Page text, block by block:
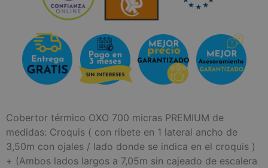
Cobertor térmico OXO 700 micras PREMIUM de
medidas: Croquis ( con ribete en 1 lateral ancho de
3,50m con ojales / lado donde se indica en el croquis )
+ (Ambos lados largos a 7,05m sin cajeado de escalera